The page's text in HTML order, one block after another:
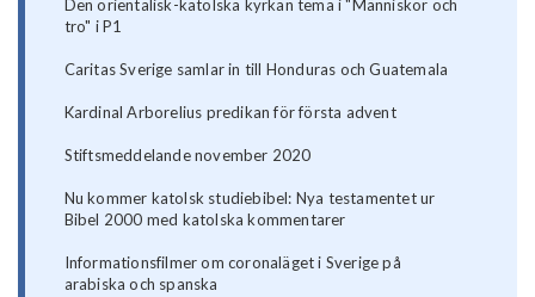
Den orientalisk-katolska kyrkan tema i "Människor och
tro" i P1
Caritas Sverige samlar in till Honduras och Guatemala
Kardinal Arborelius predikan för första advent
Stiftsmeddelande november 2020
Nu kommer katolsk studiebibel: Nya testamentet ur
Bibel 2000 med katolska kommentarer
Informationsfilmer om coronaläget i Sverige på
arabiska och spanska